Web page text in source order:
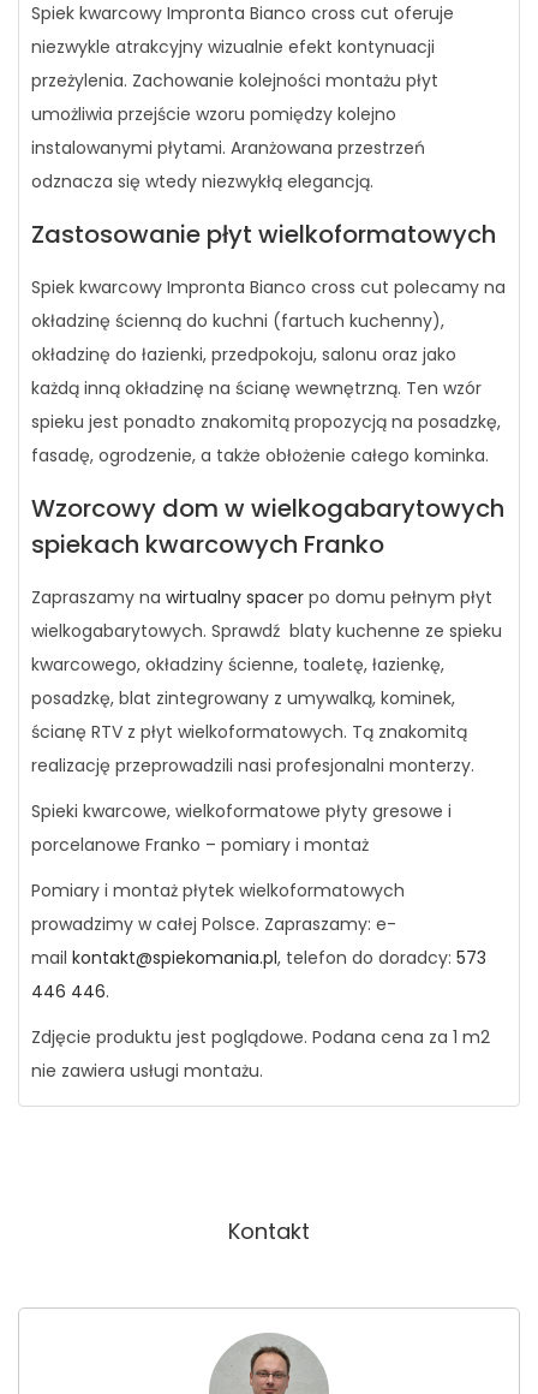
Spiek kwarcowy Impronta Bianco cross cut oferuje
niezwykle atrakcyjny wizualnie efekt kontynuacji
przeżylenia. Zachowanie kolejności montażu płyt
umożliwia przejście wzoru pomiędzy kolejno
instalowanymi płytami. Aranżowana przestrzeń
odznacza się wtedy niezwykłą elegancją.
Zastosowanie płyt wielkoformatowych
Spiek kwarcowy Impronta Bianco cross cut polecamy na
okładzinę ścienną do kuchni (fartuch kuchenny),
okładzinę do łazienki, przedpokoju, salonu oraz jako
każdą inną okładzinę na ścianę wewnętrzną. Ten wzór
spieku jest ponadto znakomitą propozycją na posadzkę,
fasadę, ogrodzenie, a także obłożenie całego kominka.
Wzorcowy dom w wielkogabarytowych
spiekach kwarcowych Franko
Zapraszamy na wirtualny spacer po domu pełnym płyt
wielkogabarytowych. Sprawdź blaty kuchenne ze spieku
kwarcowego, okładziny ścienne, toaletę, łazienkę,
posadzkę, blat zintegrowany z umywalką, kominek,
ścianę RTV z płyt wielkoformatowych. Tą znakomitą
realizację przeprowadzili nasi profesjonalni monterzy.
Spieki kwarcowe, wielkoformatowe płyty gresowe i
porcelanowe Franko – pomiary i montaż
Pomiary i montaż płytek wielkoformatowych
prowadzimy w całej Polsce. Zapraszamy: e-
mail kontakt@spiekomania.pl, telefon do doradcy: 573
446 446.
Zdjęcie produktu jest poglądowe. Podana cena za 1 m2
nie zawiera usługi montażu.
Kontakt